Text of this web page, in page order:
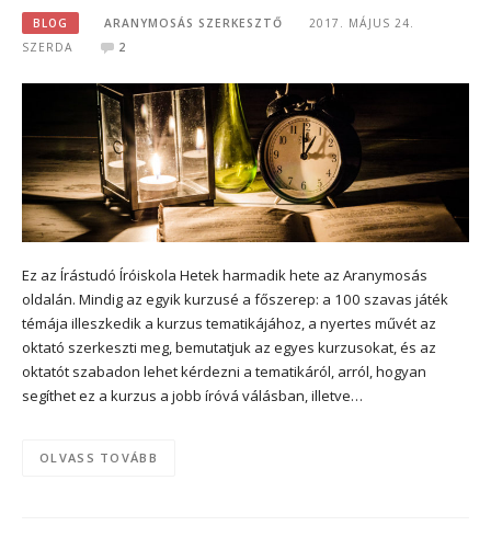
BLOG ARANYMOSÁS SZERKESZTŐ
2017. MÁJUS 24.
SZERDA
2
Ez az Írástudó Íróiskola Hetek harmadik hete az Aranymosás
oldalán. Mindig az egyik kurzusé a főszerep: a 100 szavas játék
témája illeszkedik a kurzus tematikájához, a nyertes művét az
oktató szerkeszti meg, bemutatjuk az egyes kurzusokat, és az
oktatót szabadon lehet kérdezni a tematikáról, arról, hogyan
segíthet ez a kurzus a jobb íróvá válásban, illetve…
OLVASS TOVÁBB